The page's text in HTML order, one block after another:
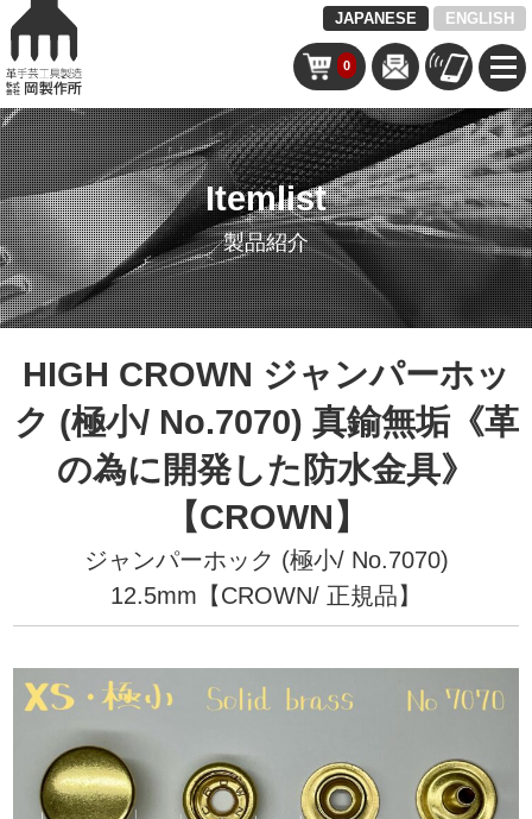
JAPANESE ENGLISH
0
Itemlist
製品紹介
HIGH CROWN ジャンパーホッ
ク (極小/ No.7070) 真鍮無垢《革
の為に開発した防水金具》
【CROWN】
ジャンパーホック (極小/ No.7070)
12.5mm【CROWN/ 正規品】